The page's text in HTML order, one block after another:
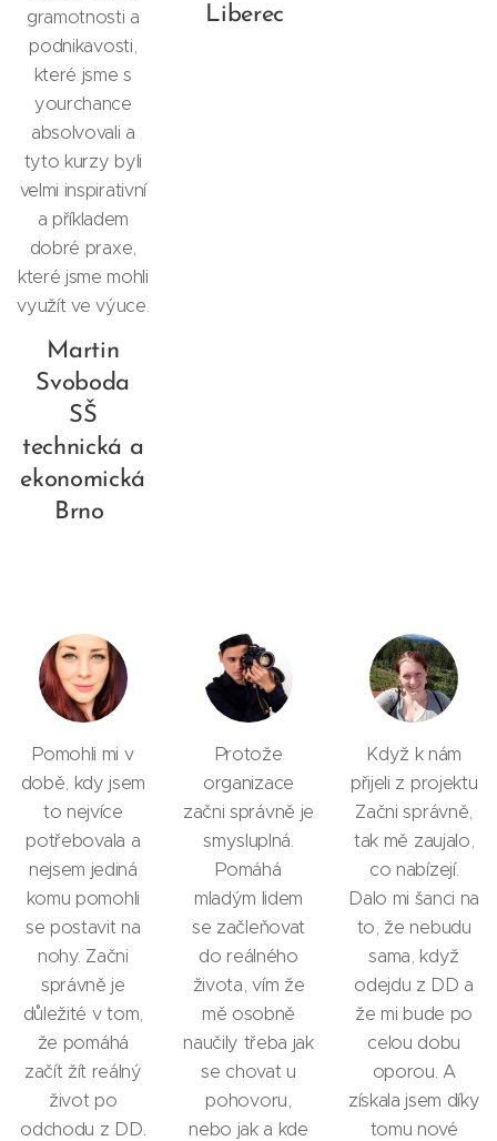
gramotnosti a
podnikavosti,
které jsme s
yourchance
absolvovali a
tyto kurzy byli
velmi inspirativní
a příkladem
dobré praxe,
které jsme mohli
využít ve výuce.
Martin
Svoboda
SŠ
technická a
ekonomická
Brno
Liberec
Pomohli mi v
době, kdy jsem
to nejvíce
potřebovala a
nejsem jediná
komu pomohli
se postavit na
nohy. Začni
správně je
důležité v tom,
že pomáhá
začít žít reálný
život po
odchodu z DD.
Protože
organizace
začni správně je
smysluplná.
Pomáhá
mladým lidem
se začleňovat
do reálného
života, vím že
mě osobně
naučily třeba jak
se chovat u
pohovoru,
nebo jak a kde
Když k nám
přijeli z projektu
Začni správně,
tak mě zaujalo,
co nabízejí.
Dalo mi šanci na
to, že nebudu
sama, když
odejdu z DD a
že mi bude po
celou dobu
oporou. A
získala jsem díky
tomu nové